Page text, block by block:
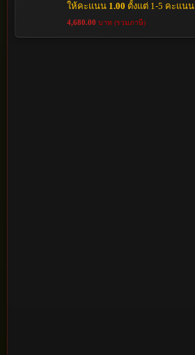
ให้คะแนน 1.00 ตั้งแต่ 1-5 คะแนน
4,680.00 บาท (รวมภาษี)